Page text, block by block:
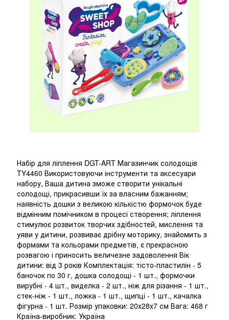
Набір для ліплення DGT-ART Магазинчик солодощів
TY4460 Використовуючи інструменти та аксесуари
набору, Ваша дитина зможе створити унікальні
солодощі, прикрасивши їх за власним бажанням;
наявність дошки з великою кількістю формочок буде
відмінним помічником в процесі створення; ліплення
стимулює розвиток творчих здібностей, мислення та
уяви у дитини, розвиває дрібну моторику, знайомить з
формами та кольорами предметів, є прекрасною
розвагою і приносить величезне задоволення Вік
дитини: від 3 років Комплектація: тісто-пластилін - 5
баночок по 30 г, дошка солодощі - 1 шт., формочки
вирубні - 4 шт., виделка - 2 шт., ніж для різання - 1 шт.,
стек-ніж - 1 шт., ложка - 1 шт., щипці - 1 шт., качалка
фігурна - 1 шт. Розмір упаковки: 20х28х7 см Вага: 468 г
Країна-виробник: Україна